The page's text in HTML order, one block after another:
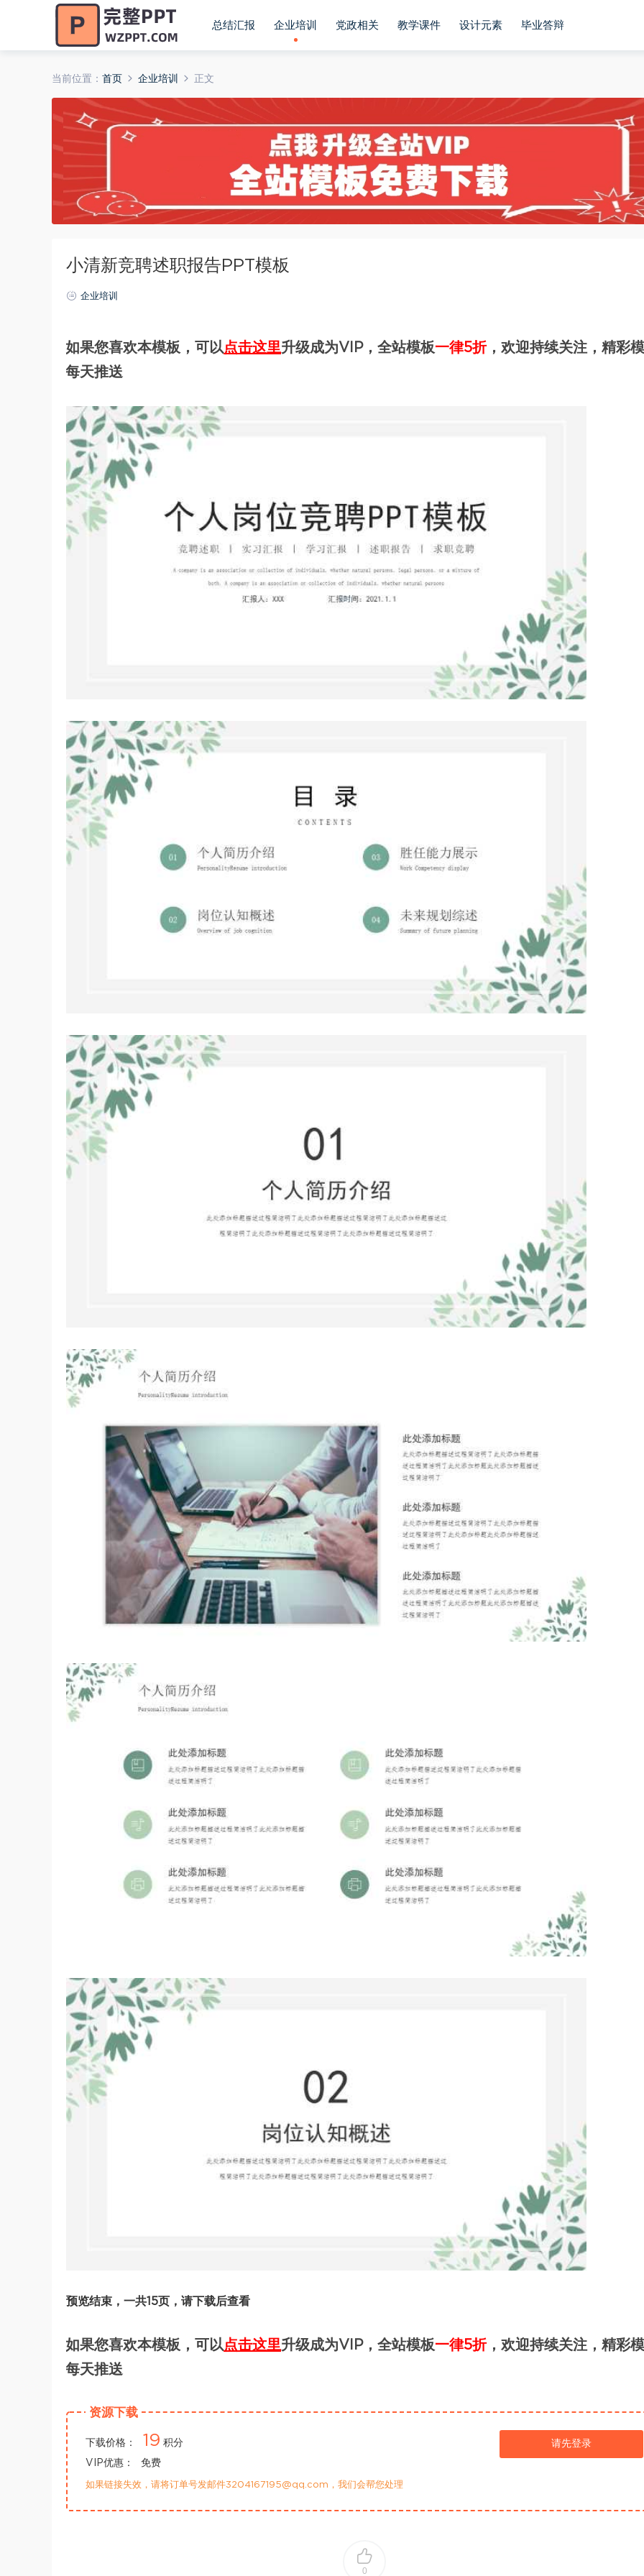
总结汇报 企业培训 党政相关 教学课件 设计元素 毕业答辩
当前位置： 首页 企业培训 正文
小清新竞聘述职报告PPT模板
企业培训
如果您喜欢本模板，可以点击这里升级成为VIP，全站模板一律5折，欢迎持续关注，精彩
每天推送
预览结束，一共15页，请下载后查看
如果您喜欢本模板，可以点击这里升级成为VIP，全站模板一律5折，欢迎持续关注，精彩
每天推送
资源下载
下载价格： 19 积分
VIP优惠：
免费
请先登录
如果链接失效，请将订单号发邮件3204167195@qq.com，我们会帮您处理
0